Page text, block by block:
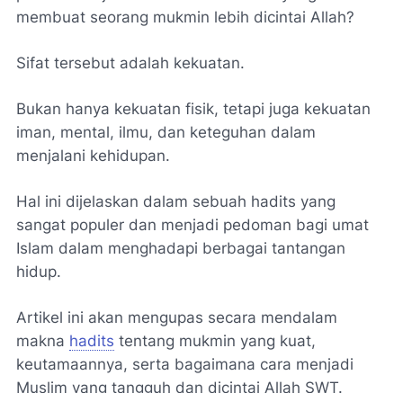
membuat seorang mukmin lebih dicintai Allah?
Sifat tersebut adalah kekuatan.
Bukan hanya kekuatan fisik, tetapi juga kekuatan
iman, mental, ilmu, dan keteguhan dalam
menjalani kehidupan.
Hal ini dijelaskan dalam sebuah hadits yang
sangat populer dan menjadi pedoman bagi umat
Islam dalam menghadapi berbagai tantangan
hidup.
Artikel ini akan mengupas secara mendalam
makna hadits tentang mukmin yang kuat,
keutamaannya, serta bagaimana cara menjadi
Muslim yang tangguh dan dicintai Allah SWT.